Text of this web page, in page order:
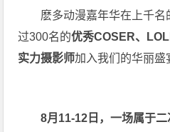
麽多动漫嘉年华在上千
过300名的优秀COSER、
实力摄影师加入我们的华丽盛
8月11-12日 ，一场属于